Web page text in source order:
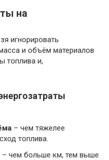
на
игнорировать
и объём материалов
топлива и,
– чем тяжелее
топлива.
– чем больше км, тем выше